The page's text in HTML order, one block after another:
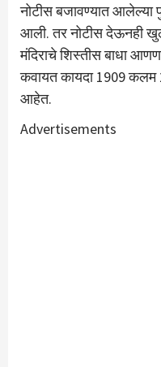
नोटीस बजावण्यात आलेल्या
आली. तर नोटीस देऊनही
मंदिराचे शिस्तीस बाधा
कवायत कायदा 1909 कलम
आहेत.
Advertisements